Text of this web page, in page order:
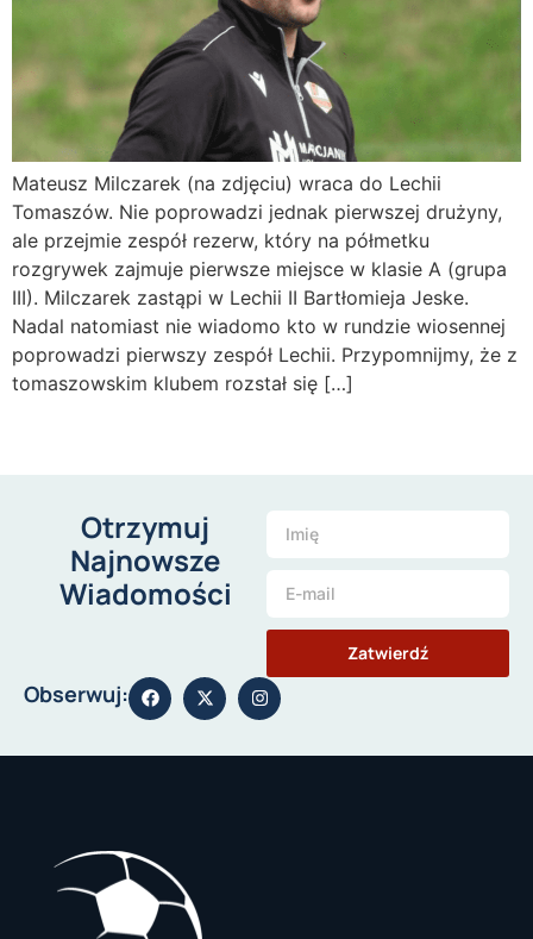
Mateusz Milczarek (na zdjęciu) wraca do Lechii
Tomaszów. Nie poprowadzi jednak pierwszej drużyny,
ale przejmie zespół rezerw, który na półmetku
rozgrywek zajmuje pierwsze miejsce w klasie A (grupa
III). Milczarek zastąpi w Lechii II Bartłomieja Jeske.
Nadal natomiast nie wiadomo kto w rundzie wiosennej
poprowadzi pierwszy zespół Lechii. Przypomnijmy, że z
tomaszowskim klubem rozstał się […]
Otrzymuj
Najnowsze
Wiadomości
Zatwierdź
Obserwuj: